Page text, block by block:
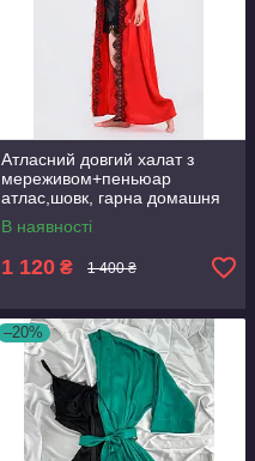
Атласний довгий халат з
мереживом+пеньюар
атлас,шовк, гарна домашня
одяг
В наявності
1 120 ₴ 1 400 ₴
–20%